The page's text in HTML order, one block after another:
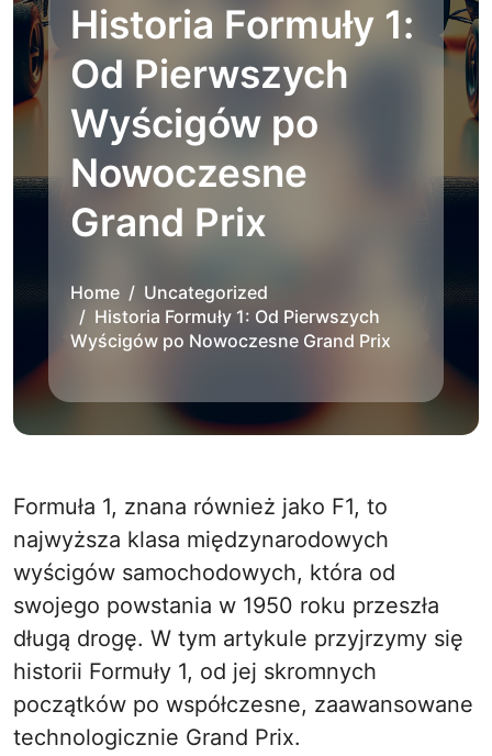
Historia Formuły 1:
Od Pierwszych
Wyścigów po
Nowoczesne
Grand Prix
Home
Uncategorized
Historia Formuły 1: Od Pierwszych
Wyścigów po Nowoczesne Grand Prix
Formuła 1, znana również jako F1, to
najwyższa klasa międzynarodowych
wyścigów samochodowych, która od
swojego powstania w 1950 roku przeszła
długą drogę. W tym artykule przyjrzymy się
historii Formuły 1, od jej skromnych
początków po współczesne, zaawansowane
technologicznie Grand Prix.